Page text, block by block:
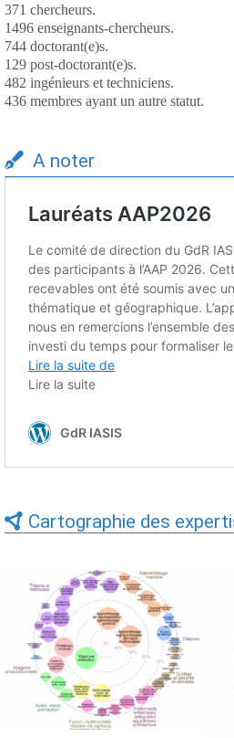
371 chercheurs.
1496 enseignants-chercheurs.
744 doctorant(e)s.
129 post-doctorant(e)s.
482 ingénieurs et techniciens.
436 membres ayant un autre statut.
A noter
Cartographie des
Expertises du GdR -
cartographie par Axes -
19/09/2025